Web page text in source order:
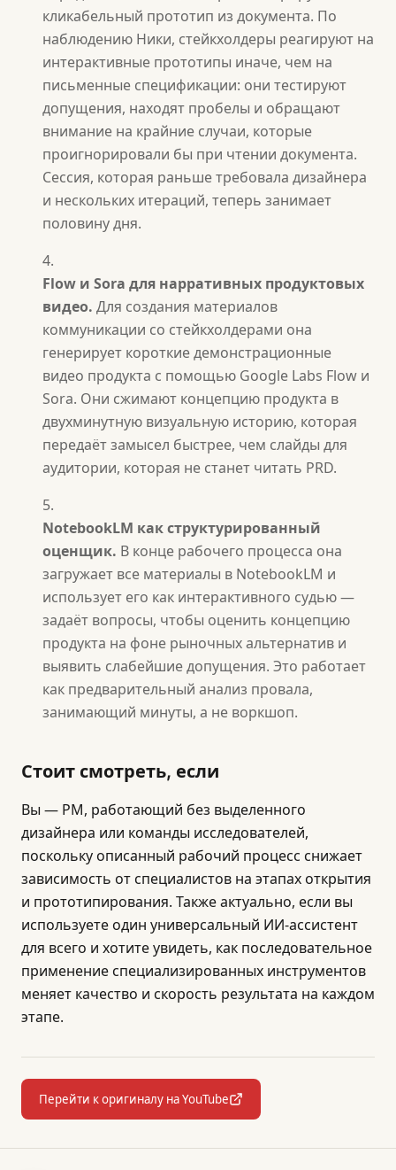
кликабельный прототип из документа. По
наблюдению Ники, стейкхолдеры реагируют на
интерактивные прототипы иначе, чем на
письменные спецификации: они тестируют
допущения, находят пробелы и обращают
внимание на крайние случаи, которые
проигнорировали бы при чтении документа.
Сессия, которая раньше требовала дизайнера
и нескольких итераций, теперь занимает
половину дня.
Flow и Sora для нарративных продуктовых
видео. Для создания материалов
коммуникации со стейкхолдерами она
генерирует короткие демонстрационные
видео продукта с помощью Google Labs Flow и
Sora. Они сжимают концепцию продукта в
двухминутную визуальную историю, которая
передаёт замысел быстрее, чем слайды для
аудитории, которая не станет читать PRD.
NotebookLM как структурированный
оценщик. В конце рабочего процесса она
загружает все материалы в NotebookLM и
использует его как интерактивного судью —
задаёт вопросы, чтобы оценить концепцию
продукта на фоне рыночных альтернатив и
выявить слабейшие допущения. Это работает
как предварительный анализ провала,
занимающий минуты, а не воркшоп.
Стоит смотреть, если
Вы — PM, работающий без выделенного
дизайнера или команды исследователей,
поскольку описанный рабочий процесс снижает
зависимость от специалистов на этапах открытия
и прототипирования. Также актуально, если вы
используете один универсальный ИИ-ассистент
для всего и хотите увидеть, как последовательное
применение специализированных инструментов
меняет качество и скорость результата на каждом
этапе.
Перейти к оригиналу на YouTube